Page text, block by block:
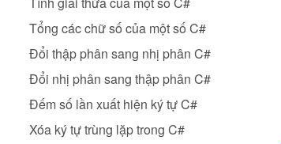
Tổng các chữ số của một số C#
Đổi thập phân sang nhị phân C#
Đổi nhị phân sang thập phân C#
Đếm số lần xuất hiện ký tự C#
Xóa ký tự trùng lặp trong C#